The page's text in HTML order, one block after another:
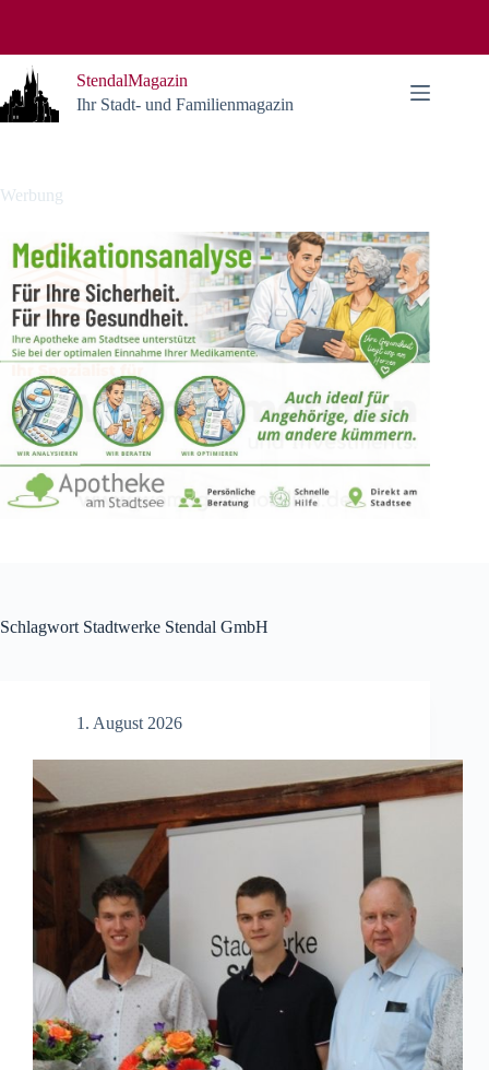
StendalMagazin
Ihr Stadt- und Familienmagazin
Werbung
Schlagwort Stadtwerke Stendal GmbH
1. August 2026